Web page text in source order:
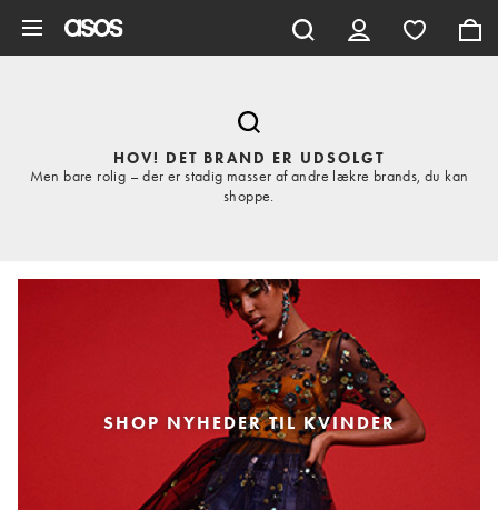
HOV! DET BRAND ER UDSOLGT
Men bare rolig – der er stadig masser af andre lækre brands, du kan
shoppe.
SHOP NYHEDER TIL KVINDER